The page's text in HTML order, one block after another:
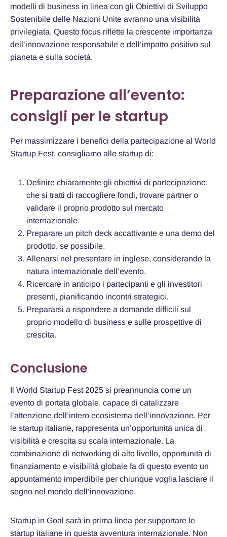
modelli di business in linea con gli Obiettivi di Sviluppo
Sostenibile delle Nazioni Unite avranno una visibilità
privilegiata. Questo focus riflette la crescente importanza
dell’innovazione responsabile e dell’impatto positivo sul
pianeta e sulla società.
Preparazione all’evento:
consigli per le startup
Per massimizzare i benefici della partecipazione al World
Startup Fest, consigliamo alle startup di:
Definire chiaramente gli obiettivi di partecipazione:
che si tratti di raccogliere fondi, trovare partner o
validare il proprio prodotto sul mercato
internazionale.
Preparare un pitch deck accattivante e una demo del
prodotto, se possibile.
Allenarsi nel presentare in inglese, considerando la
natura internazionale dell’evento.
Ricercare in anticipo i partecipanti e gli investitori
presenti, pianificando incontri strategici.
Prepararsi a rispondere a domande difficili sul
proprio modello di business e sulle prospettive di
crescita.
Conclusione
Il World Startup Fest 2025 si preannuncia come un
evento di portata globale, capace di catalizzare
l’attenzione dell’intero ecosistema dell’innovazione. Per
le startup italiane, rappresenta un’opportunità unica di
visibilità e crescita su scala internazionale. La
combinazione di networking di alto livello, opportunità di
finanziamento e visibilità globale fa di questo evento un
appuntamento imperdibile per chiunque voglia lasciare il
segno nel mondo dell’innovazione.
Startup in Goal sarà in prima linea per supportare le
startup italiane in questa avventura internazionale. Non